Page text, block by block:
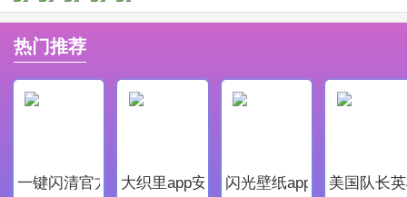
#趣味拼图#，多达80多种排版与样式，一次拼个
够！！
#圆角切图#，切图的圆角的大小，你决定！！切成
#画中画#，多达20多种精美情境，随时生成与众不
热门推荐
一键闪清官方最新版大织里app安卓版闪光壁纸app安卓最新版
美国队长